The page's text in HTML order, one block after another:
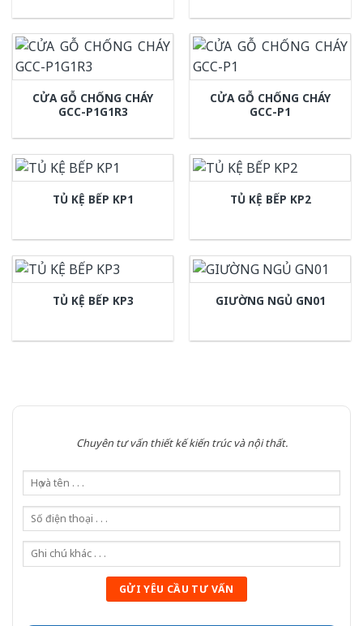
CỬA GỖ CHỐNG CHÁY
GCC-P1G1R3
CỬA GỖ CHỐNG CHÁY
GCC-P1
TỦ KỆ BẾP KP1 TỦ KỆ BẾP KP2
TỦ KỆ BẾP KP3 GIƯỜNG NGỦ GN01
Chuyên tư vấn thiết kế kiến trúc và nội thất.